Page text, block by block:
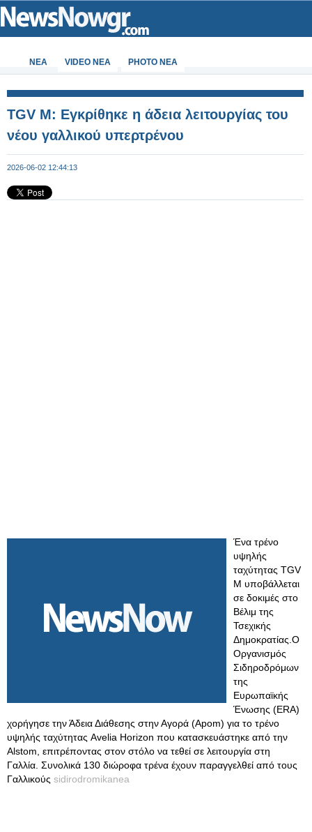
ΝΕΑ VIDEO NEA PHOTO NEA
TGV M: Εγκρίθηκε η άδεια λειτουργίας του
νέου γαλλικού υπερτρένου
2026-06-02 12:44:13
Ένα τρένο
υψηλής
ταχύτητας TGV
M υποβάλλεται
σε δοκιμές στο
Βέλιμ της
Τσεχικής
Δημοκρατίας.Ο
Οργανισμός
Σιδηροδρόμων
της
Ευρωπαϊκής
Ένωσης (ERA)
χορήγησε την Άδεια Διάθεσης στην Αγορά (Apom) για το τρένο
υψηλής ταχύτητας Avelia Horizon που κατασκευάστηκε από την
Alstom, επιτρέποντας στον στόλο να τεθεί σε λειτουργία στη
Γαλλία. Συνολικά 130 διώροφα τρένα έχουν παραγγελθεί από τους
Γαλλικούς sidirodromikanea